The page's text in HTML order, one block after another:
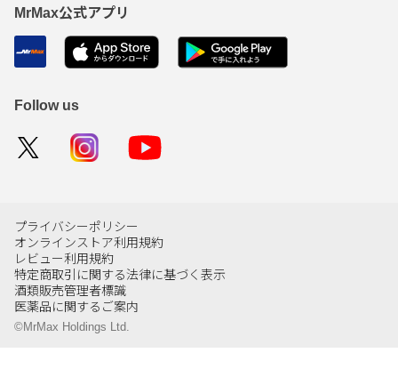
MrMax公式アプリ
Follow us
プライバシーポリシー
オンラインストア利用規約
レビュー利用規約
特定商取引に関する法律に基づく表示
酒類販売管理者標識
医薬品に関するご案内
©MrMax Holdings Ltd.